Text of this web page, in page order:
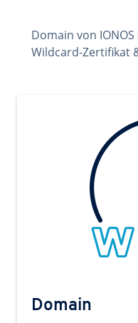
Domain von
Wildcard-Zertifikat
Domain